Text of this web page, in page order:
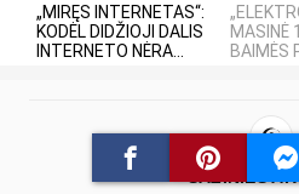
„MIRĘS INTERNETAS“:
KODĖL DIDŽIOJI DALIS
INTERNETO NĖRA...
MASINĖ
BAIMĖS
SAZINIES AR